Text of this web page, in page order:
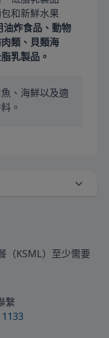
和新鮮水果
油炸食品、動物
類、貝類海
乳製品。
、海鮮以及適
。
（KSML）至少需要
繫